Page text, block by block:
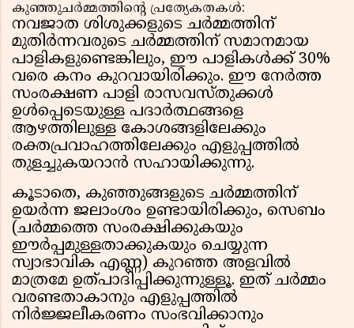
കുഞ്ഞുചർമ്മത്തിന്റെ പ്രത്യേകതകൾ:
നവജാത ശിശുക്കളുടെ ചർമ്മത്തിന്
മുതിർന്നവരുടെ ചർമ്മത്തിന് സമാനമായ
പാളികളുണ്ടെങ്കിലും, ഈ പാളികൾക്ക് 30%
വരെ കനം കുറവായിരിക്കും. ഈ നേർത്ത
സംരക്ഷണ പാളി രാസവസ്തുക്കൾ
ഉൾപ്പെടെയുള്ള പദാർത്ഥങ്ങളെ
ആഴത്തിലുള്ള കോശങ്ങളിലേക്കും
രക്തപ്രവാഹത്തിലേക്കും എളുപ്പത്തിൽ
തുളച്ചുകയറാൻ സഹായിക്കുന്നു.
കൂടാതെ, കുഞ്ഞുങ്ങളുടെ ചർമ്മത്തിന്
ഉയർന്ന ജലാംശം ഉണ്ടായിരിക്കും, സെബം
(ചർമ്മത്തെ സംരക്ഷിക്കുകയും
ഈർപ്പമുള്ളതാക്കുകയും ചെയ്യുന്ന
സ്വാഭാവിക എണ്ണ) കുറഞ്ഞ അളവിൽ
മാത്രമേ ഉത്പാദിപ്പിക്കുന്നുള്ളൂ. ഇത് ചർമ്മം
വരണ്ടതാകാനും എളുപ്പത്തിൽ
നിർജ്ജലീകരണം സംഭവിക്കാനും